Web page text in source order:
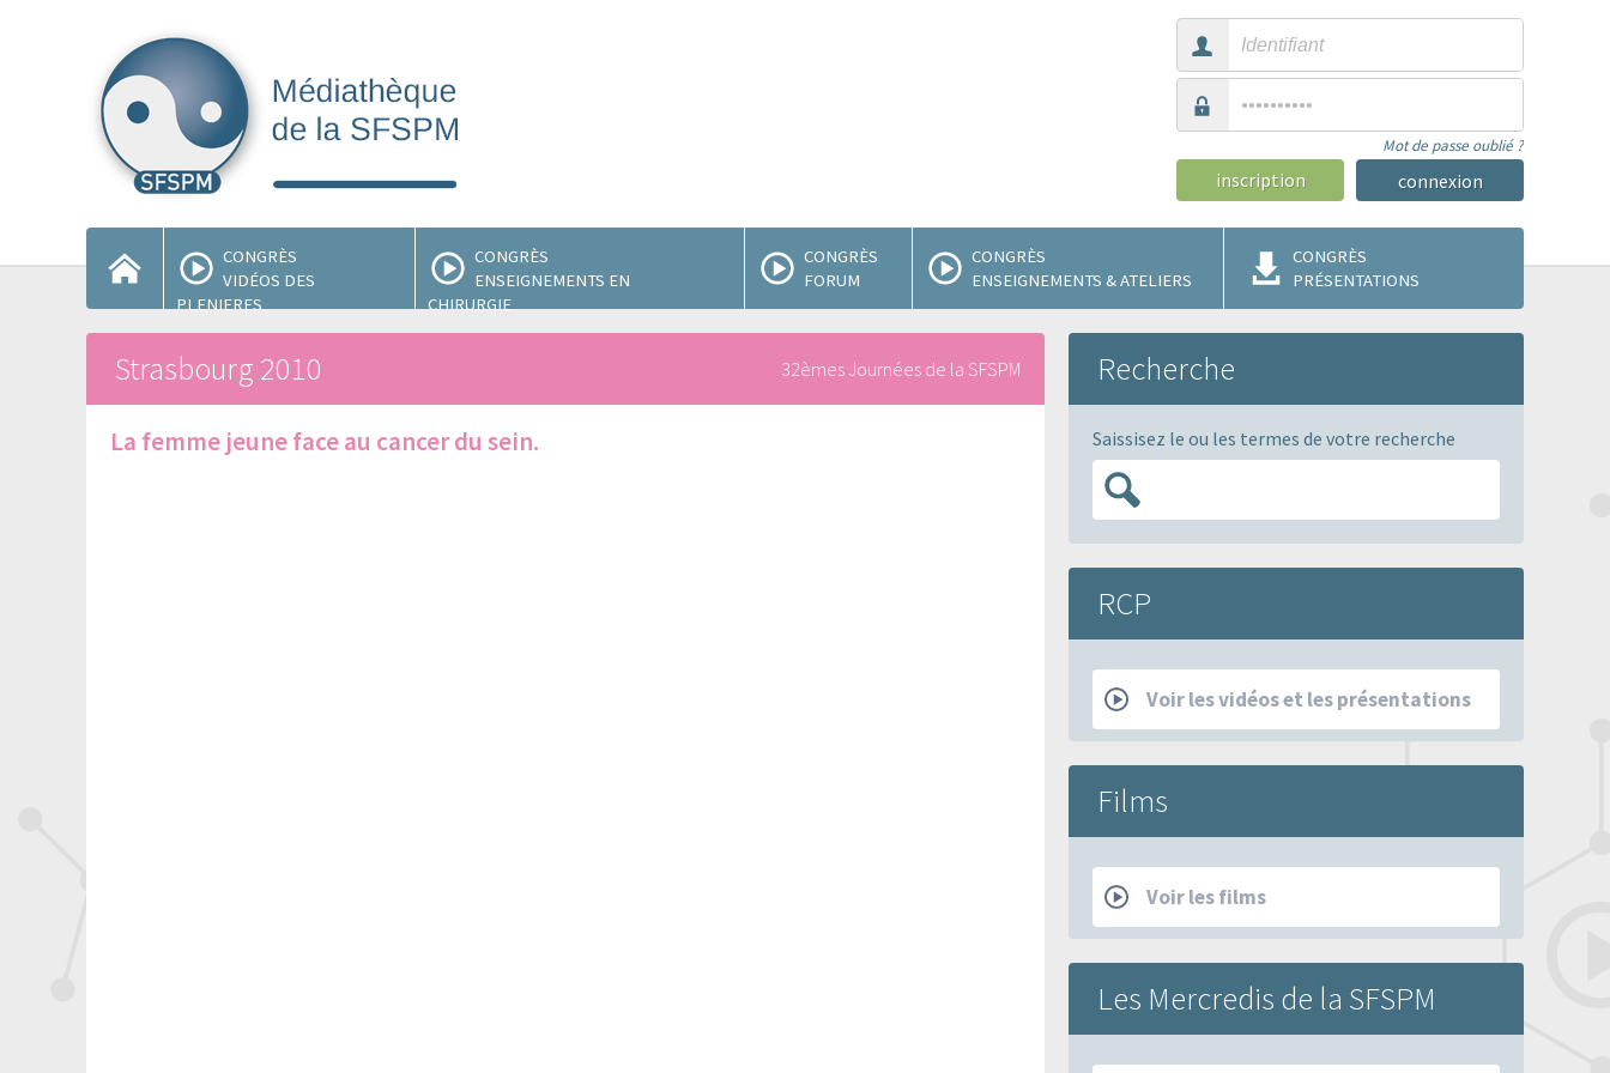
Mot de passe oublié ?
inscription
CONGRÈS
VIDÉOS DES
PLENIERES
CONGRÈS
ENSEIGNEMENTS EN
CHIRURGIE
CONGRÈS
FORUM
CONGRÈS
ENSEIGNEMENTS & ATELIERS
CONGRÈS
PRÉSENTATIONS
Strasbourg 2010 32èmes Journées de la SFSPM
La femme jeune face au cancer du sein.
Recherche
Saissisez le ou les termes de votre recherche
RCP
Voir les vidéos et les présentations
Films
Voir les films
Les Mercredis de la SFSPM